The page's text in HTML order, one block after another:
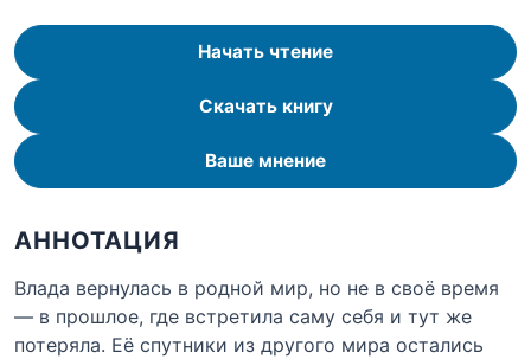
Начать чтение
Скачать книгу
Ваше мнение
АННОТАЦИЯ
Влада вернулась в родной мир, но не в своё время
— в прошлое, где встретила саму себя и тут же
потеряла. Её спутники из другого мира остались